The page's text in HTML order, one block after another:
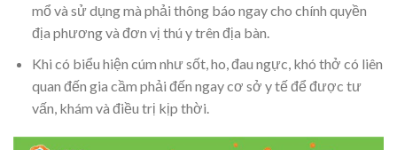
mổ và sử dụng mà phải thông báo ngay cho chính quyền
địa phương và đơn vị thú y trên địa bàn.
Khi có biểu hiện cúm như sốt, ho, đau ngực, khó thở có liên
quan đến gia cầm phải đến ngay cơ sở y tế để được tư
vấn, khám và điều trị kịp thời.